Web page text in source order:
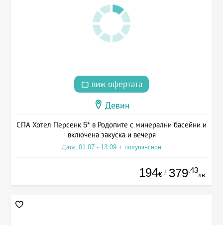
виж офертата
Девин
СПА Хотел Персенк 5* в Родопите с минерални басейни и
включена закуска и вечеря
Дата: 01.07 - 13.09 + полупансион
194€ / 379.43
лв.